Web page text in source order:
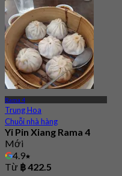
Rama 4
Trung Hoa
Chuỗi nhà hàng
Yi Pin Xiang Rama 4
Mới
4.9
Từ ฿ 422.5